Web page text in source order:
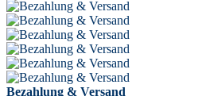
Bezahlung & Versand